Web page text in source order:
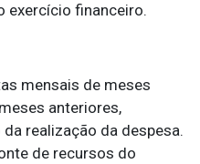
exercício financeiro.
mensais de meses
anteriores,
realização da despesa.
de recursos do